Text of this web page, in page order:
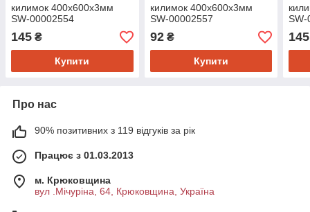
килимок 400х600х3мм
SW-00002554
145 ₴
Купити
килимок 400х600х3мм
SW-00002557
92₴
Купити
SW-
145
Про нас
90% позитивних з 119 відгуків за рік
Працює з 01.03.2013
м. Крюковщина
вул .Мічуріна, 64, Крюковщина, Україна